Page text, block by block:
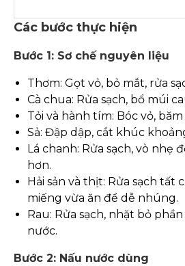
Các bước thực hiện
Bước 1: Sơ chế nguyên liệu
Thơm: Gọt vỏ, bỏ mắt, rửa
Cà chua: Rửa sạch, bổ múi
Tỏi và hành tím: Bóc vỏ,
Sả: Đập dập, cắt khúc
Lá chanh: Rửa sạch, vò nhẹ
hơn.
Hải sản và thịt: Rửa sạch tất
miếng vừa ăn để dễ nhúng.
Rau: Rửa sạch, nhặt bỏ
nước.
Bước 2: Nấu nước dùng